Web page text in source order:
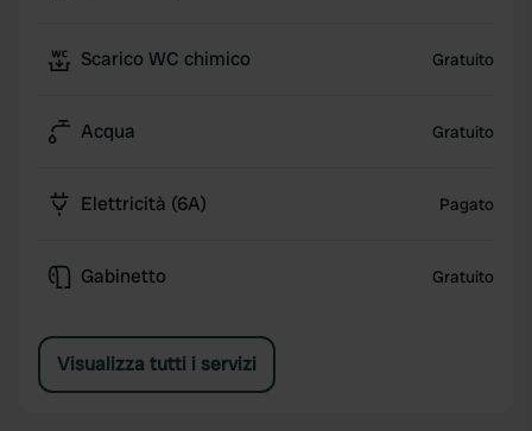
Scarico WC chimico Gratuito
Acqua Gratuito
Elettricità (6A) Pagato
Gabinetto Gratuito
Visualizza tutti i servizi